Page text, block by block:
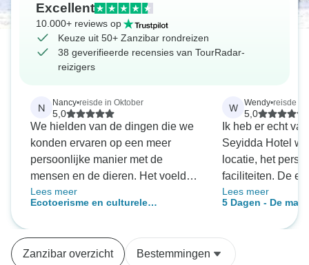
Excellent
10.000+ reviews op
Keuze uit 50+ Zanzibar rondreizen
38 geverifieerde recensies van TourRadar-
reizigers
N Nancy•reisde in Oktober
5,0
We hielden van de dingen die we
konden ervaren op een meer
persoonlijke manier met de
mensen en de dieren. Het voelde
alsof we de hartslag van de
mensen, het land en de dieren
deze kans boden waren geweldig.
De gastvrijheid, maaltijden en
Lees meer
Ecotoerisme en culturele
W Wendy•reisde in
5,0
Ik heb er echt
Seyidda Hotel
locatie, het
faciliteiten. De
waren top en
om lekker te
Lees meer
5 Dagen - De
Zanzibar overzicht Bestemmingen